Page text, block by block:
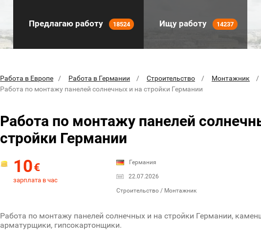
Предлагаю работу 18524 Ищу работу 14237
Работа в Европе Работа в Германии Строительство
Монтажник
Работа по монтажу панелей солнечных и на стройки Германии
Работа по монтажу панелей
стройки Германии
10€
зарплата в час
Германия
22.07.2026
Строительство / Монтажник
Работа по монтажу панелей солнечных и на стройки Германии,
арматурщики, гипсокартонщики.